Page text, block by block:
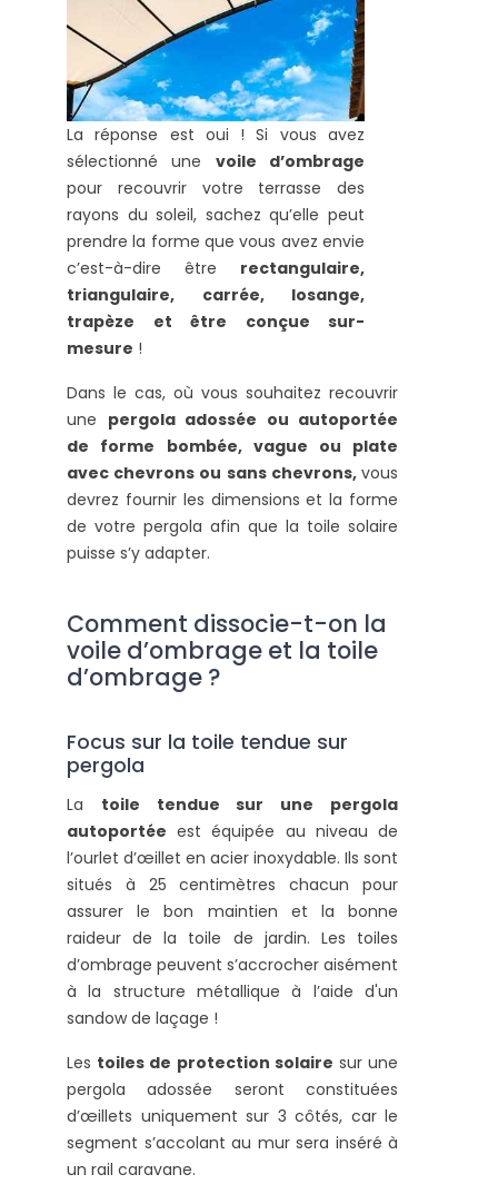
La réponse est oui ! Si vous avez
sélectionné une voile d’ombrage
pour recouvrir votre terrasse des
rayons du soleil, sachez qu’elle peut
prendre la forme que vous avez envie
c’est-à-dire être rectangulaire,
triangulaire, carrée, losange,
trapèze et être conçue sur-
mesure !
Dans le cas, où vous souhaitez recouvrir
une pergola adossée ou autoportée
de forme
bombée, vague ou plate
avec chevrons ou sans chevrons, vous
devrez fournir les dimensions et la forme
de votre pergola afin que la toile solaire
puisse s’y adapter.
Comment dissocie-t-on la
voile d’ombrage et la toile
d’ombrage ?
Focus sur la toile tendue sur
pergola
La toile tendue sur une pergola
autoportée est équipée au niveau de
l’ourlet d’œillet en acier inoxydable. Ils sont
situés à 25 centimètres chacun pour
assurer le bon maintien et la bonne
raideur de la toile de jardin. Les toiles
d’ombrage peuvent s’accrocher aisément
à la structure métallique à l’aide d'un
sandow de laçage !
Les toiles de protection solaire sur une
pergola adossée seront constituées
d’œillets uniquement sur 3 côtés, car le
segment s’accolant au mur sera inséré à
un rail caravane.